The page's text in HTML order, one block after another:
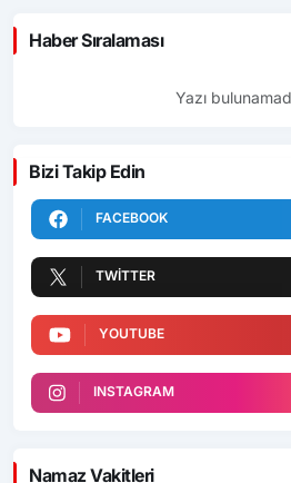
Haber Sıralaması
Yazı
Bizi Takip Edin
FACEBOOK
TWITTER
YOUTUBE
INSTAGRAM
Namaz Vakitleri